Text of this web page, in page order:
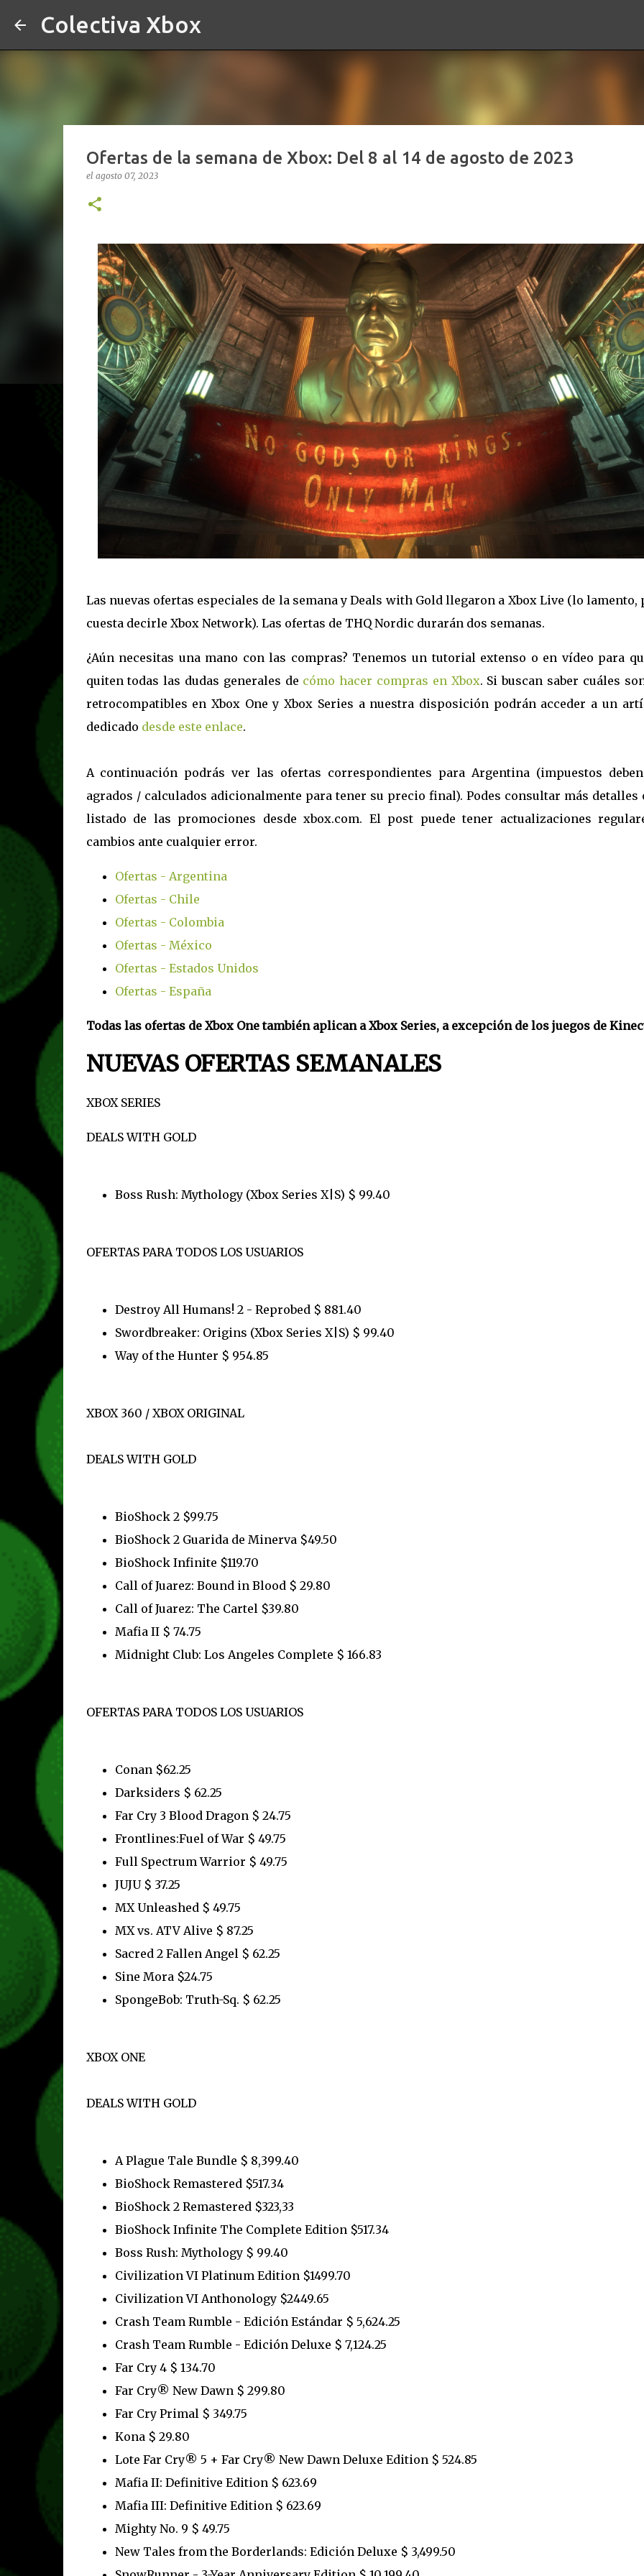
Colectiva Xbox
Ofertas de la semana de Xbox: Del 8 al 14 de agosto de 2023
el agosto 07, 2023
Las nuevas ofertas especiales de la semana y Deals with Gold llegaron a Xbox Live (lo lamento,
cuesta decirle Xbox Network). Las ofertas de THQ Nordic durarán dos semanas.
¿Aún necesitas una mano con las compras? Tenemos un tutorial extenso o en vídeo para
quiten todas las dudas generales de cómo hacer compras en Xbox. Si buscan saber cuáles
retrocompatibles en Xbox One y Xbox Series a nuestra disposición podrán acceder a un
dedicado desde este enlace.
A continuación podrás ver las ofertas correspondientes para Argentina (impuestos
agrados / calculados adicionalmente para tener su precio final). Podes consultar más detalles
listado de las promociones desde xbox.com. El post puede tener actualizaciones
cambios ante cualquier error.
Ofertas - Argentina
Ofertas - Chile
Ofertas - Colombia
Ofertas - México
Ofertas - Estados Unidos
Ofertas - España
Todas las ofertas de Xbox One también aplican a Xbox Series, a excepción de los juegos de
NUEVAS OFERTAS SEMANALES
XBOX SERIES
DEALS WITH GOLD
Boss Rush: Mythology (Xbox Series X|S) $ 99.40
OFERTAS PARA TODOS LOS USUARIOS
Destroy All Humans! 2 - Reprobed $ 881.40
Swordbreaker: Origins (Xbox Series X|S) $ 99.40
Way of the Hunter $ 954.85
XBOX 360 / XBOX ORIGINAL
DEALS WITH GOLD
BioShock 2 $99.75
BioShock 2 Guarida de Minerva $49.50
BioShock Infinite $119.70
Call of Juarez: Bound in Blood $ 29.80
Call of Juarez: The Cartel $39.80
Mafia II $ 74.75
Midnight Club: Los Angeles Complete $ 166.83
OFERTAS PARA TODOS LOS USUARIOS
Conan $62.25
Darksiders $ 62.25
Far Cry 3 Blood Dragon $ 24.75
Frontlines:Fuel of War $ 49.75
Full Spectrum Warrior $ 49.75
JUJU $ 37.25
MX Unleashed $ 49.75
MX vs. ATV Alive $ 87.25
Sacred 2 Fallen Angel $ 62.25
Sine Mora $24.75
SpongeBob: Truth-Sq. $ 62.25
XBOX ONE
DEALS WITH GOLD
A Plague Tale Bundle $ 8,399.40
BioShock Remastered $517.34
BioShock 2 Remastered $323,33
BioShock Infinite The Complete Edition $517.34
Boss Rush: Mythology $ 99.40
Civilization VI Platinum Edition $1499.70
Civilization VI Anthonology $2449.65
Crash Team Rumble - Edición Estándar $ 5,624.25
Crash Team Rumble - Edición Deluxe $ 7,124.25
Far Cry 4 $ 134.70
Far Cry® New Dawn $ 299.80
Far Cry Primal $ 349.75
Kona $ 29.80
Lote Far Cry® 5 + Far Cry® New Dawn Deluxe Edition $ 524.85
Mafia II: Definitive Edition $ 623.69
Mafia III: Definitive Edition $ 623.69
Mighty No. 9 $ 49.75
New Tales from the Borderlands: Edición Deluxe $ 3,499.50